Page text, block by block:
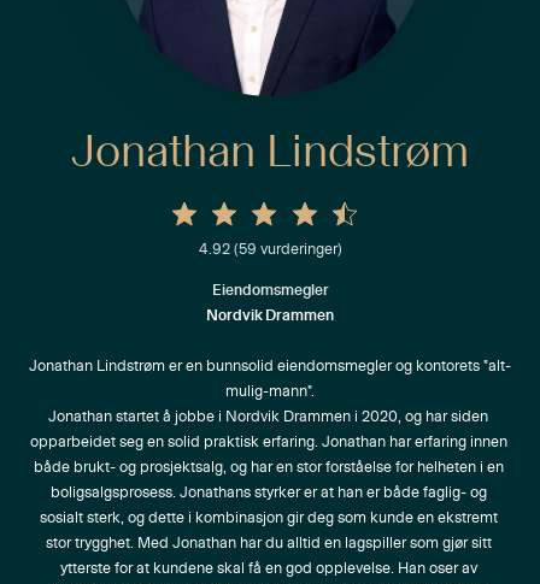
Jonathan Lindstrøm
4.92(59 vurderinger)
Eiendomsmegler
Nordvik Drammen
Jonathan Lindstrøm er en bunnsolid eiendomsmegler og kontorets "alt-
mulig-mann".
Jonathan startet å jobbe i Nordvik Drammen i 2020, og har siden
opparbeidet seg en solid praktisk erfaring. Jonathan har erfaring innen
både brukt- og prosjektsalg, og har en stor forståelse for helheten i en
boligsalgsprosess. Jonathans styrker er at han er både faglig- og
sosialt sterk, og dette i kombinasjon gir deg som kunde en ekstremt
stor trygghet. Med Jonathan har du alltid en lagspiller som gjør sitt
ytterste for at kundene skal få en god opplevelse. Han oser av